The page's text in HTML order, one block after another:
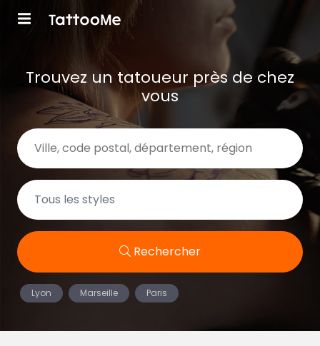
Trouvez un tatoueur près de chez
vous
Rechercher
Lyon Marseille Paris